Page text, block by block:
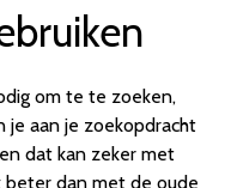
om te te zoeken,
aan je zoekopdracht
dat kan zeker met
beter dan met de oude